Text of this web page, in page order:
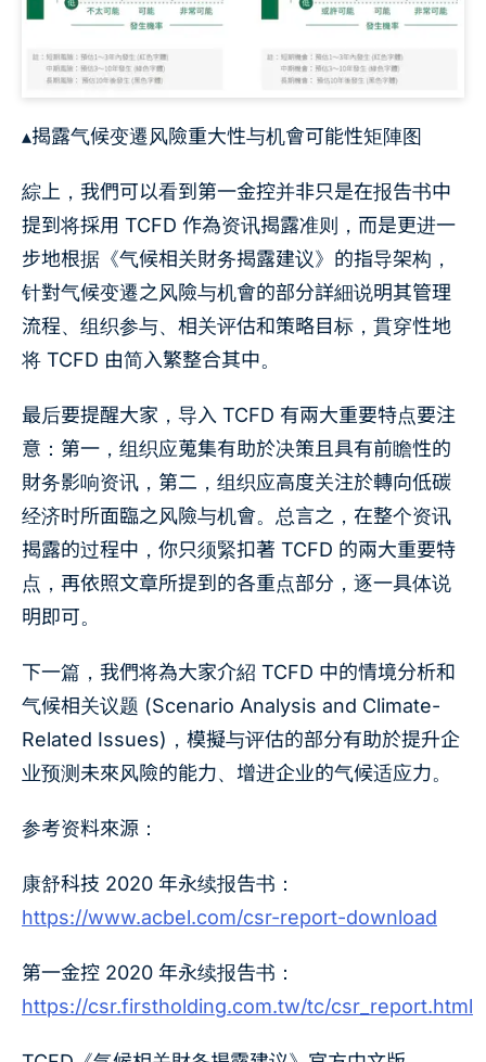
▴揭露气候变遷风險重大性与机會可能性矩陣图
綜上，我們可以看到第一金控并非只是在报告书中
提到将採用 TCFD 作為资讯揭露准则，而是更进一
步地根据《气候相关財务揭露建议》的指导架构，
针對气候变遷之风險与机會的部分詳細说明其管理
流程、组织参与、相关评估和策略目标，貫穿性地
将 TCFD 由简入繁整合其中。
最后要提醒大家，导入 TCFD 有兩大重要特点要注
意：第一，组织应蒐集有助於决策且具有前瞻性的
財务影响资讯，第二，组织应高度关注於轉向低碳
经济时所面臨之风險与机會。总言之，在整个资讯
揭露的过程中，你只须緊扣著 TCFD 的兩大重要特
点，再依照文章所提到的各重点部分，逐一具体说
明即可。
下一篇，我們将為大家介紹 TCFD 中的情境分析和
气候相关议题 (Scenario Analysis and Climate-
Related Issues)，模擬与评估的部分有助於提升企
业预测未來风險的能力、增进企业的气候适应力。
参考资料來源：
康舒科技 2020 年永续报告书：
https://www.acbel.com/csr-report-download
第一金控 2020 年永续报告书：
https://csr.firstholding.com.tw/tc/csr_report.html